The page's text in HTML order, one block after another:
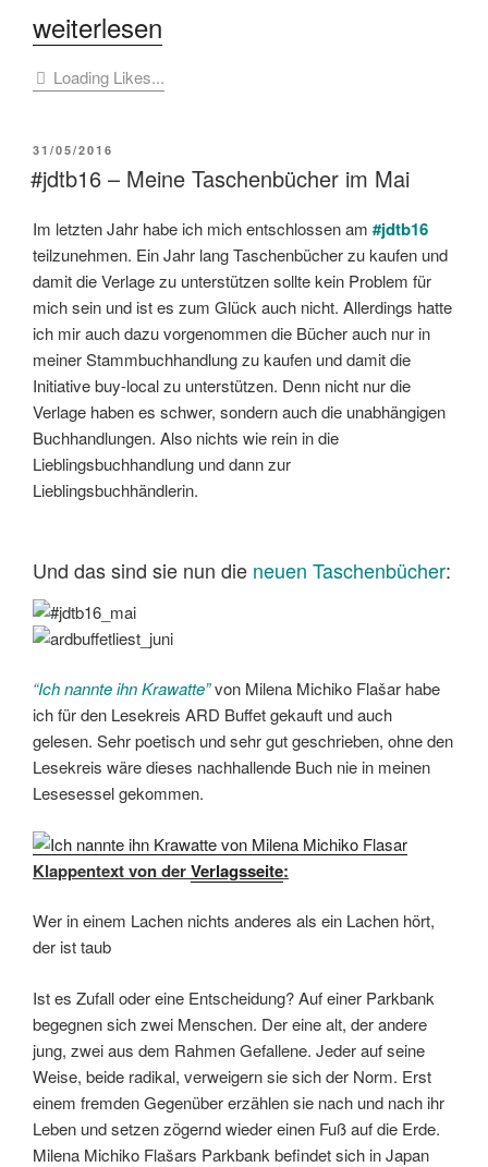
„[Buchbesprechung]
Brigitte
Beil
So
friedlich,
das
Meer“
weiterlesen
Loading Likes...
VERÖFFENTLICHT
AM
31/05/2016
#jdtb16 – Meine Taschenbücher im Mai
Im letzten Jahr habe ich mich entschlossen am #jdtb16
teilzunehmen. Ein Jahr lang Taschenbücher zu kaufen und
damit die Verlage zu unterstützen sollte kein Problem für
mich sein und ist es zum Glück auch nicht. Allerdings hatte
ich mir auch dazu vorgenommen die Bücher auch nur in
meiner Stammbuchhandlung zu kaufen und damit die
Initiative buy-local zu unterstützen. Denn nicht nur die
Verlage haben es schwer, sondern auch die unabhängigen
Buchhandlungen. Also nichts wie rein in die
Lieblingsbuchhandlung und dann zur
Lieblingsbuchhändlerin.
Und das sind sie nun die neuen Taschenbücher:
“Ich nannte ihn Krawatte”von Milena Michiko Flašar habe
ich für den Lesekreis ARD Buffet gekauft und auch
gelesen. Sehr poetisch und sehr gut geschrieben, ohne den
Lesekreis wäre dieses nachhallende Buch nie in meinen
Lesesessel gekommen.
Klappentext von derVerlagsseite:
Wer in einem Lachen nichts anderes als ein Lachen hört,
der ist taub
Ist es Zufall oder eine Entscheidung? Auf einer Parkbank
begegnen sich zwei Menschen. Der eine alt, der andere
jung, zwei aus dem Rahmen Gefallene. Jeder auf seine
Weise, beide radikal, verweigern sie sich der Norm. Erst
einem fremden Gegenüber erzählen sie nach und nach ihr
Leben und setzen zögernd wieder einen Fuß auf die Erde.
Milena Michiko Flašars Parkbank befindet sich in Japan